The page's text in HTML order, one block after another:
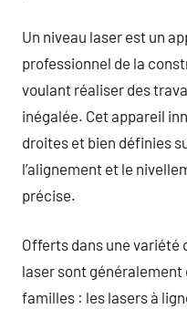
Un niveau laser est un
professionnel de la
voulant réaliser des
inégalée. Cet appareil
droites et bien définies
l’alignement et le
précise.
Offerts dans une variété
laser sont
familles : les lasers à